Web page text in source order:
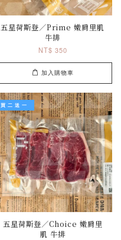
五星荷斯登／Prime 嫩肩里肌
牛排
NT$ 350
加入購物車
買 二 送 一
五星荷斯登／Choice 嫩肩里
肌 牛排